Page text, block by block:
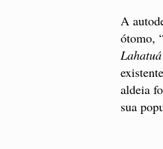
A
ótomo,
aldeia
sua